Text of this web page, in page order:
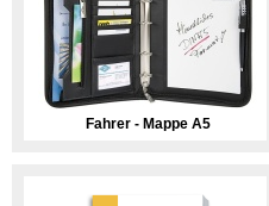
Fahrer - Mappe A5